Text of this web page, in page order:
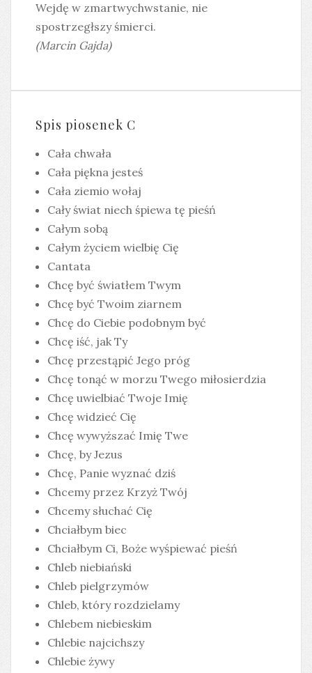
Wejdę w zmartwychwstanie, nie
spostrzegłszy śmierci.
(Marcin Gajda)
Spis piosenek C
Cała chwała
Cała piękna jesteś
Cała ziemio wołaj
Cały świat niech śpiewa tę pieśń
Całym sobą
Całym życiem wielbię Cię
Cantata
Chcę być światłem Twym
Chcę być Twoim ziarnem
Chcę do Ciebie podobnym być
Chcę iść, jak Ty
Chcę przestąpić Jego próg
Chcę tonąć w morzu Twego miłosierdzia
Chcę uwielbiać Twoje Imię
Chcę widzieć Cię
Chcę wywyższać Imię Twe
Chcę, by Jezus
Chcę, Panie wyznać dziś
Chcemy przez Krzyż Twój
Chcemy słuchać Cię
Chciałbym biec
Chciałbym Ci, Boże wyśpiewać pieśń
Chleb niebiański
Chleb pielgrzymów
Chleb, który rozdzielamy
Chlebem niebieskim
Chlebie najcichszy
Chlebie żywy